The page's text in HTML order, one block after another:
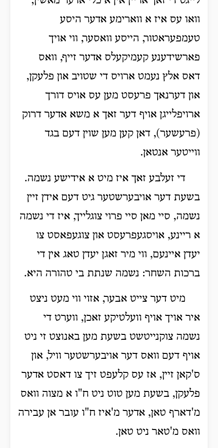
וואו עס איז א ווארימע אדער היסע
טעמפעראטור, הייסע וואסער, ווי אויך
פארשידענע קעמיקעלס אדער זייף, וואס
דאס אלץ נעמט ארויס די שטויב און פלעקן,
און דערנאך פרעסט מען עס אויס דורך
ארויפלייגן אויף דער זאך א משא אדער דרוק
(פרעשער), דאן קען מען שוין דעם בגד
ווייטער אנטאן.
די זעלבע זאך איז מיט א אידישע נשמה.
בשעת דער אויבערשטער גיט דעם אידן זיין
נשמה, סיי מאן סיי פרוי צוגלייך, איז די נשמה
א ריינע, אויסגעפרעסט און צוגעפאסט צו
יעדן איינעם, ווי מיר זאגן יעדן טאג אין די
ברכות השחר: נשמה שנתת בי טהורה היא.
מיט דער צייט אבער, אזוי ווי מעט ניצט
איר אויך אויף וועלטיקע זאכן, ווערט די
נשמה צוקנייטשט בשעת מען באנוצט זי ניט
אויף דעם וואס דער אויבערשטער וויל, און
ס'קאן זיין, אז עס קלעפט זיך צו דאסט אדער
פלעקן, בשעת מען טוט ניט ח"ו א מצוה וואס
מ'דארף טאן, אדער מ'איז ח"ו עובר אן עבירה
וואס מ'טאר ניט טאן.